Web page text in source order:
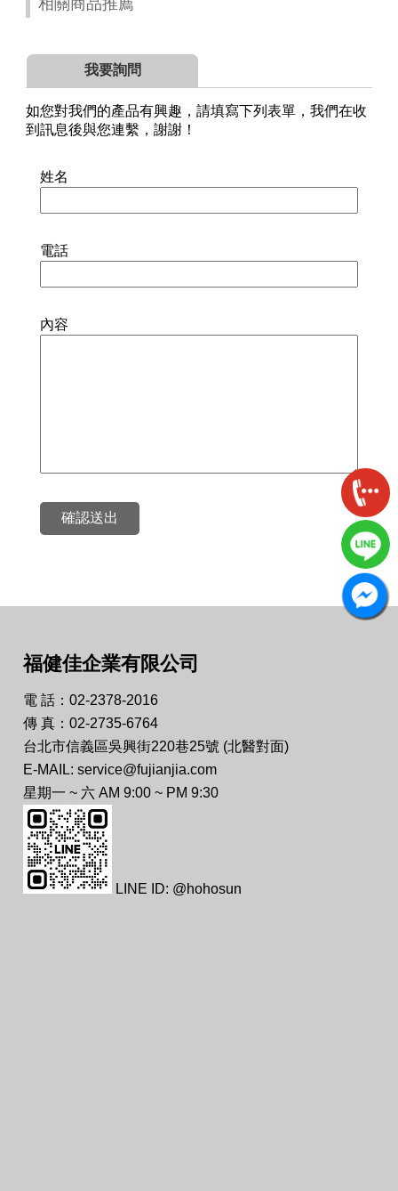
相關商品推薦
我要詢問
如您對我們的產品有興趣，請填寫下列表單，我們在收
到訊息後與您連繫，謝謝！
姓名
電話
內容
確認送出
福健佳企業有限公司
電 話：02-2378-2016
傳 真：02-2735-6764
台北市信義區吳興街220巷25號 (北醫對面)
E-MAIL: service@fujianjia.com
星期一 ~ 六 AM 9:00 ~ PM 9:30
LINE ID: @hohosun